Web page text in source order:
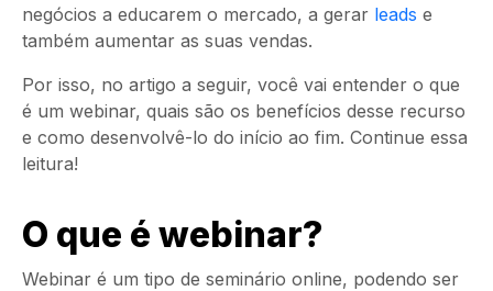
negócios a educarem o mercado, a gerar leads e
também aumentar as suas vendas.
Por isso, no artigo a seguir, você vai entender o que
é um webinar, quais são os benefícios desse recurso
e como desenvolvê-lo do início ao fim. Continue essa
leitura!
O que é webinar?
Webinar é um tipo de seminário online, podendo ser